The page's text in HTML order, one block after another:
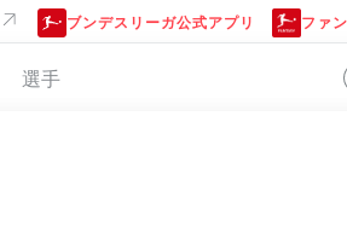
ブンデスリーガ公式アプリ ファ
選手